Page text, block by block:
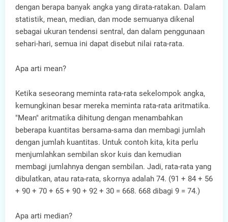
dengan berapa banyak angka yang dirata-ratakan. Dalam
statistik, mean, median, dan mode semuanya dikenal
sebagai ukuran tendensi sentral, dan dalam penggunaan
sehari-hari, semua ini dapat disebut nilai rata-rata.
Apa arti mean?
Ketika seseorang meminta rata-rata sekelompok angka,
kemungkinan besar mereka meminta rata-rata aritmatika.
"Mean" aritmatika dihitung dengan menambahkan
beberapa kuantitas bersama-sama dan membagi jumlah
dengan jumlah kuantitas. Untuk contoh kita, kita perlu
menjumlahkan sembilan skor kuis dan kemudian
membagi jumlahnya dengan sembilan. Jadi, rata-rata yang
dibulatkan, atau rata-rata, skornya adalah 74. (91 + 84 + 56
+ 90 + 70 + 65 + 90 + 92 + 30 = 668. 668 dibagi 9 = 74.)
Apa arti median?